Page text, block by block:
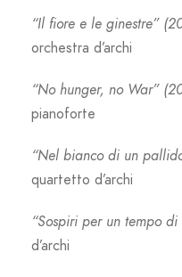
“Il fiore e le ginestre”
orchestra d’archi
“No hunger, no War”
pianoforte
“Nel bianco di un
quartetto d’archi
“Sospiri per un tempo
d’archi